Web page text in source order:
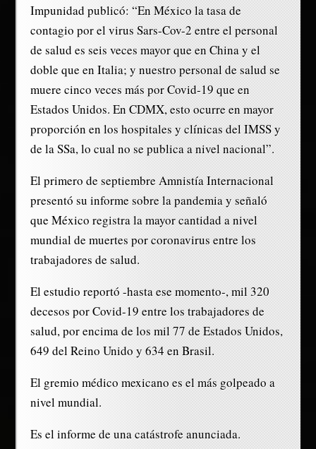
Impunidad publicó: “En México la tasa de
contagio por el virus Sars-Cov-2 entre el personal
de salud es seis veces mayor que en China y el
doble que en Italia; y nuestro personal de salud se
muere cinco veces más por Covid-19 que en
Estados Unidos. En CDMX, esto ocurre en mayor
proporción en los hospitales y clínicas del IMSS y
de la SSa, lo cual no se publica a nivel nacional”.
El primero de septiembre Amnistía Internacional
presentó su informe sobre la pandemia y señaló
que México registra la mayor cantidad a nivel
mundial de muertes por coronavirus entre los
trabajadores de salud.
El estudio reportó -hasta ese momento-, mil 320
decesos por Covid-19 entre los trabajadores de
salud, por encima de los mil 77 de Estados Unidos,
649 del Reino Unido y 634 en Brasil.
El gremio médico mexicano es el más golpeado a
nivel mundial.
Es el informe de una catástrofe anunciada.